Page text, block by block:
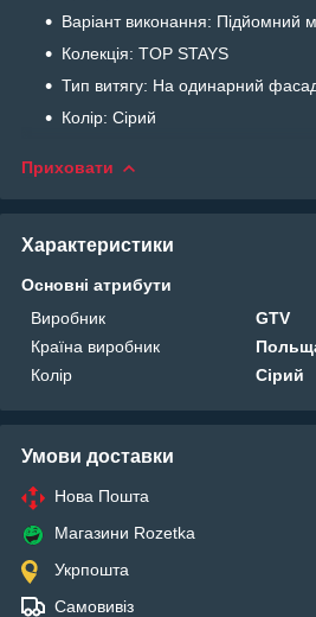
Варіант виконання: Підйомний
Колекція: TOP STAYS
Тип витягу: На одинарний
Колір: Сірий
Приховати
Характеристики
Основні атрибути
Виробник
GTV
Країна виробник
Колір
Сірий
Умови доставки
Нова Пошта
Магазини Rozetka
Укрпошта
Самовивіз